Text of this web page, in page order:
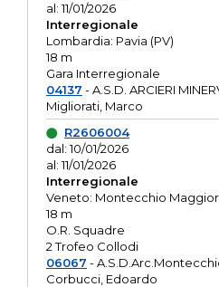
al: 11/01/2026
Interregionale
Lombardia: Pavia (PV)
18 m
Gara Interregionale
04137 - A.S.D. ARCIERI
Migliorati, Marco
R2606004
dal: 10/01/2026
al: 11/01/2026
Interregionale
Veneto: Montecchio
18 m
O.R. Squadre
2 Trofeo Collodi
06067 -
Corbucci, Edoardo